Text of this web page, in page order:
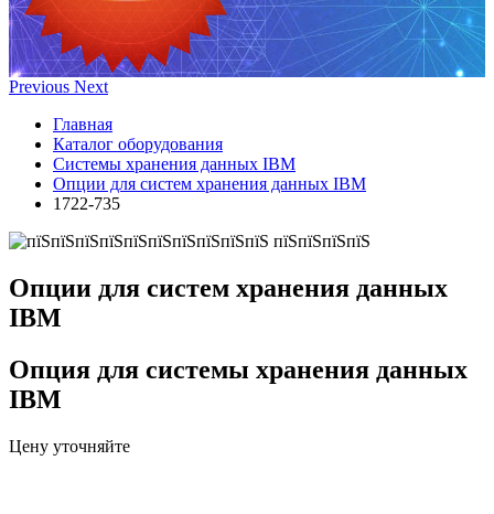
Previous Next
Главная
Каталог оборудования
Системы хранения данных IBM
Опции для систем хранения данных IBM
1722-735
Опции для систем хранения данных
IBM
Опция для системы хранения данных
IBM
Цену уточняйте